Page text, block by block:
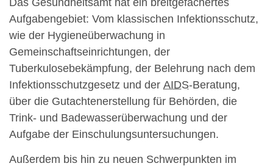
Das Gesundheitsamt hat ein breitgefächertes
Aufgabengebiet: Vom klassischen Infektionsschutz,
wie der Hygieneüberwachung in
Gemeinschaftseinrichtungen, der
Tuberkulosebekämpfung, der Belehrung nach dem
Infektionsschutzgesetz und der AIDS-Beratung,
über die Gutachtenerstellung für Behörden, die
Trink- und Badewasserüberwachung und der
Aufgabe der Einschulungsuntersuchungen.
Außerdem bis hin zu neuen Schwerpunkten im